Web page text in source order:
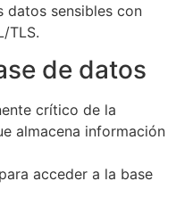
datos sensibles con
TLS.
de datos
crítico de la
almacena información
para acceder a la base